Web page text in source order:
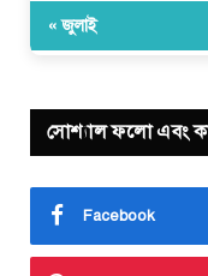
« জুলাই
সোশ্যাল ফলো এবং
Facebook